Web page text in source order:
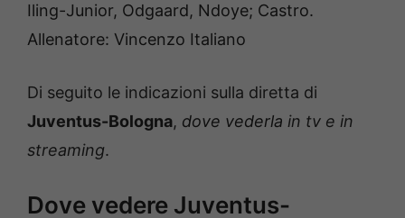
Iling-Junior, Odgaard, Ndoye; Castro.
Allenatore: Vincenzo Italiano
Di seguito le indicazioni sulla diretta di
Juventus-Bologna, dove vederla in tv e in
streaming.
Dove vedere Juventus-